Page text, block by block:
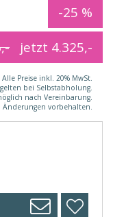
-25 %
jetzt 4.325,-
Alle Preise inkl. 20% MwSt.
bei Selbstabholung.
nach Vereinbarung.
vorbehalten.